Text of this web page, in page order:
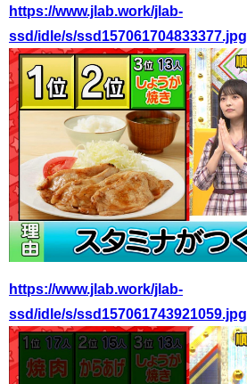
https://www.jlab.work/jlab-
ssd/idle/s/ssd157061704833377.jpg
https://www.jlab.work/jlab-
ssd/idle/s/ssd157061743921059.jpg